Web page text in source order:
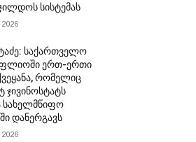
სისტემას
საქართველო
ერთ-ერთი
რომელიც
ჯივინოსტატს
სახელმწიფო
დანერგავს